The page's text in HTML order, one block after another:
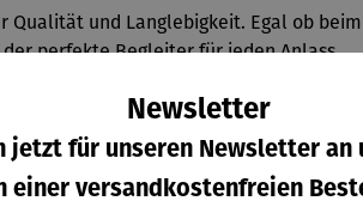
und Langlebigkeit. Egal ob
perfekte Begleiter für jeden Anlass.
Newsletter
jetzt für unseren Newsletter
einer versandkostenfreien